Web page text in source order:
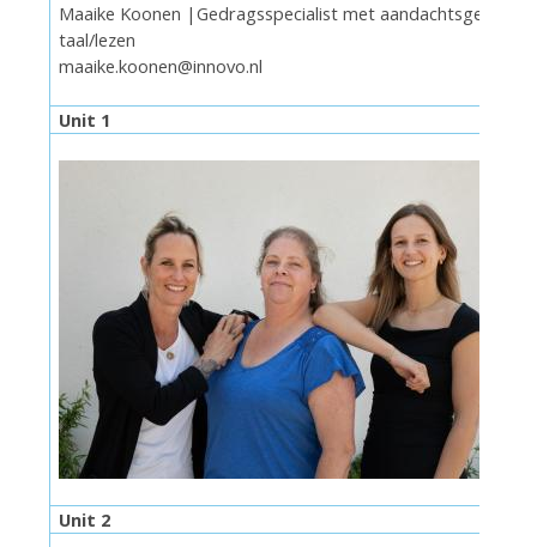
Maaike Koonen |Gedragsspecialist met aandachtsgebied
taal/lezen
maaike.koonen@innovo.nl
Unit 1
Unit 2